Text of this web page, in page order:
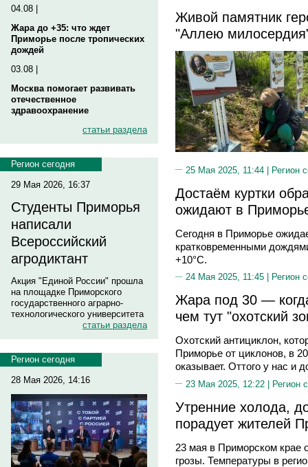
04.08 |
Жара до +35: что ждет
Приморье после тропических
дождей
03.08 |
Москва помогает развивать
отечественное
здравоохранение
статьи раздела
Регион сегодня
29 Мая 2026, 16:37
Студенты Приморья
написали
Всероссийский
агродиктант
Акция "Единой России" прошла
на площадке Приморского
государственного аграрно-
технологического университета
статьи раздела
Регион сегодня
28 Мая 2026, 14:16
Живой памятник
"Аллею
25 Мая 2025, 11:44 | Регион
Достаём куртки
ожидают в
Сегодня в Приморье
кратковременными
+10°С.
24 Мая 2025, 11:45 | Регион
Жара под 30 —
чем тут "охотский
Охотский антициклон,
Приморье от циклонов, в
оказывает. Оттого у нас и
23 Мая 2025, 12:22 | Регион
Утренние холода,
порадует жителей
23 мая в Приморском крае
грозы. Температуры в